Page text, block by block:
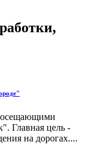
Главная цель -
на дорогах....